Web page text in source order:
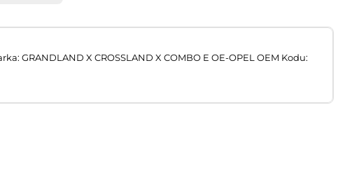
GRANDLAND X CROSSLAND X COMBO E OE-OPEL OEM Kodu: